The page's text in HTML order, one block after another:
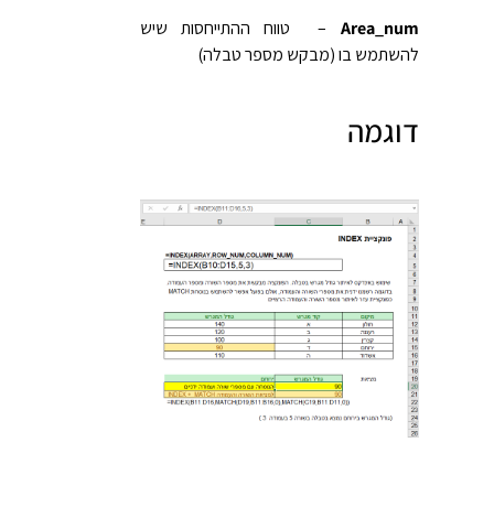
Area_num – טווח ההתייחסות שיש
להשתמש בו (מבקש מספר טבלה)
דוגמה